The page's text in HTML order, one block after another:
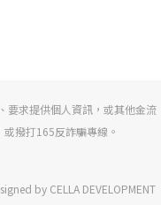
要求提供個人資訊，或其他金流
撥打165反詐騙專線。
by CELLA DEVELOPMENT